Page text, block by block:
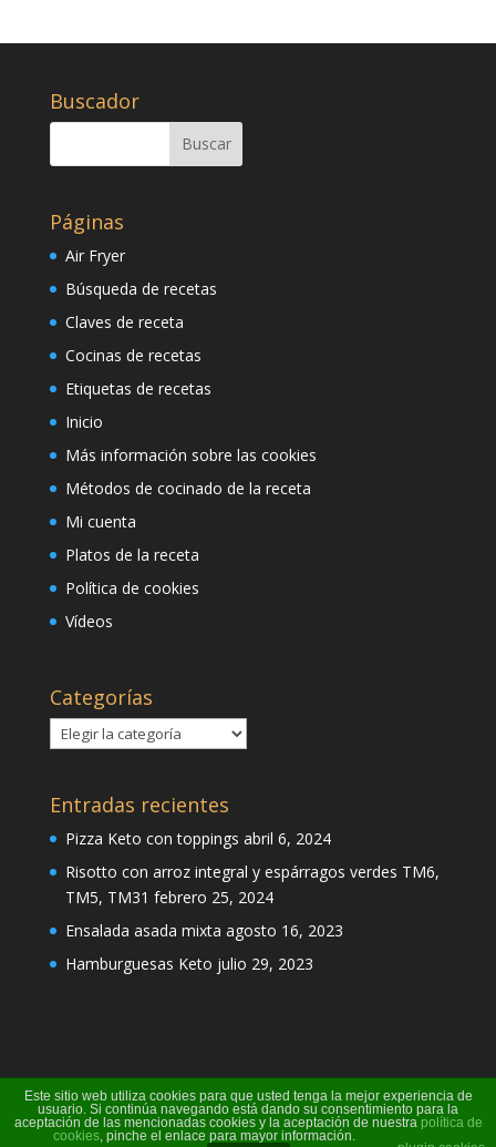
Buscador
Páginas
Air Fryer
Búsqueda de recetas
Claves de receta
Cocinas de recetas
Etiquetas de recetas
Inicio
Más información sobre las cookies
Métodos de cocinado de la receta
Mi cuenta
Platos de la receta
Política de cookies
Vídeos
Categorías
Categorías
Entradas recientes
Pizza Keto con toppings abril 6, 2024
Risotto con arroz integral y espárragos verdes TM6,
TM5, TM31 febrero 25, 2024
Ensalada asada mixta agosto 16, 2023
Hamburguesas Keto julio 29, 2023
Este sitio web utiliza cookies para que usted tenga la mejor experiencia de
usuario. Si continúa navegando está dando su consentimiento para la
aceptación de las mencionadas cookies y la aceptación de nuestra política de
cookies, pinche el enlace para mayor información.